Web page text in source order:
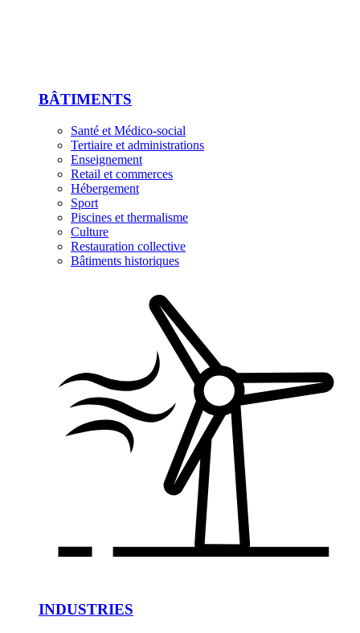
BÂTIMENTS
Santé et Médico-social
Tertiaire et administrations
Enseignement
Retail et commerces
Hébergement
Sport
Piscines et thermalisme
Culture
Restauration collective
Bâtiments historiques
INDUSTRIES